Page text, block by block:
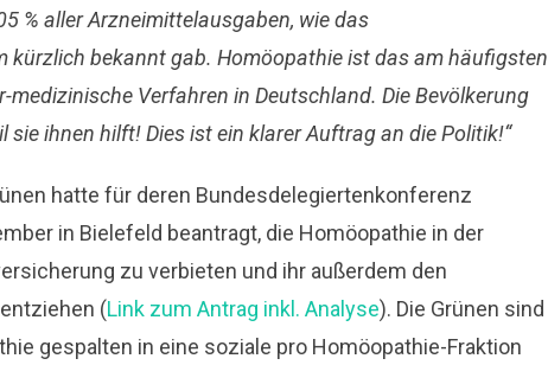
% aller Arzneimittelausgaben, wie das
kürzlich bekannt gab. Homöopathie ist das am häufigsten
Verfahren in Deutschland. Die Bevölkerung
sie ihnen hilft! Dies ist ein klarer Auftrag an die Politik!“
hatte für deren Bundesdelegiertenkonferenz
in Bielefeld beantragt, die Homöopathie in der
zu verbieten und ihr außerdem den
(Link zum Antrag inkl. Analyse). Die Grünen sind
gespalten in eine soziale pro Homöopathie-Fraktion